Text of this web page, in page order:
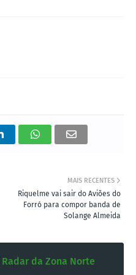
MAIS RECENTES
Riquelme vai sair do Aviões do
Forró para compor banda de
Solange Almeida
Radar da Zona Norte